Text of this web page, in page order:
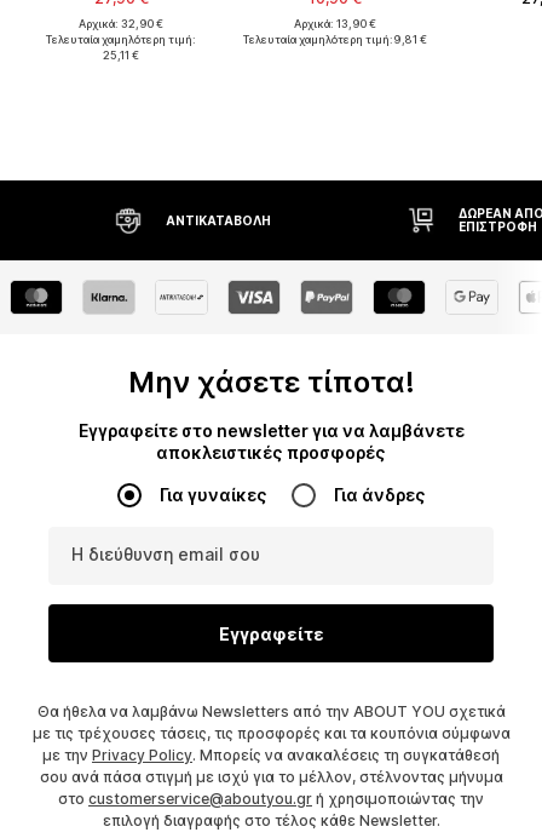
Αρχικά: 32,90 €
Τελευταία χαμηλότερη τιμή:
25,11 €
Αρχικά: 13,90 €
Τελευταία χαμηλότερη τιμή:9,81 €
ΑΝΤΙΚΑΤΑΒΟΛΉ
ΔΩΡΕΆΝ
ΕΠΙΣΤΡΟΦΉ
Μην χάσετε τίποτα!
Εγγραφείτε στο newsletter για να λαμβάνετε
αποκλειστικές προσφορές
Για γυναίκες Για άνδρες
Η διεύθυνση email σου
Εγγραφείτε
Θα ήθελα να λαμβάνω Newsletters από την ABOUT YOU σχετικά
με τις τρέχουσες τάσεις, τις προσφορές και τα κουπόνια σύμφωνα
με την Privacy Policy. Μπορείς να ανακαλέσεις τη συγκατάθεσή
σου ανά πάσα στιγμή με ισχύ για το μέλλον, στέλνοντας μήνυμα
στο customerservice@aboutyou.gr ή χρησιμοποιώντας την
επιλογή διαγραφής στο τέλος κάθε Newsletter.